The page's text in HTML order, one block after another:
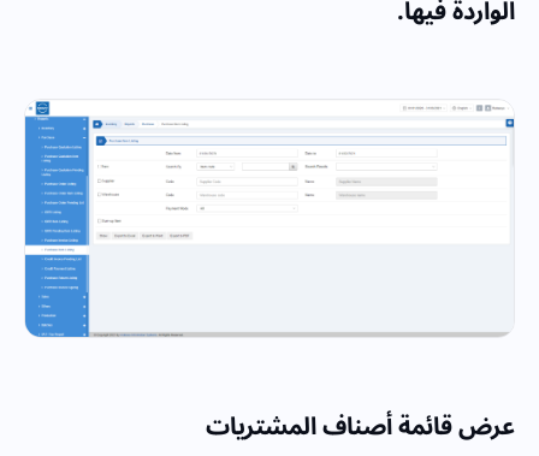
الواردة فيها.
عرض قائمة أصناف المشتريات